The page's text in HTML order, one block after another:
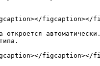
figcaption></
figcaption></